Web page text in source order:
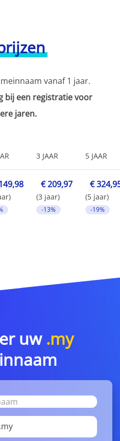
vanaf 1 jaar.
bij een registratie voor
jaren.
3 JAAR 5 JAAR
€ 209,97
(3 jaar)
-13%
€
(5 jaar)
-19%
uw .my
.my